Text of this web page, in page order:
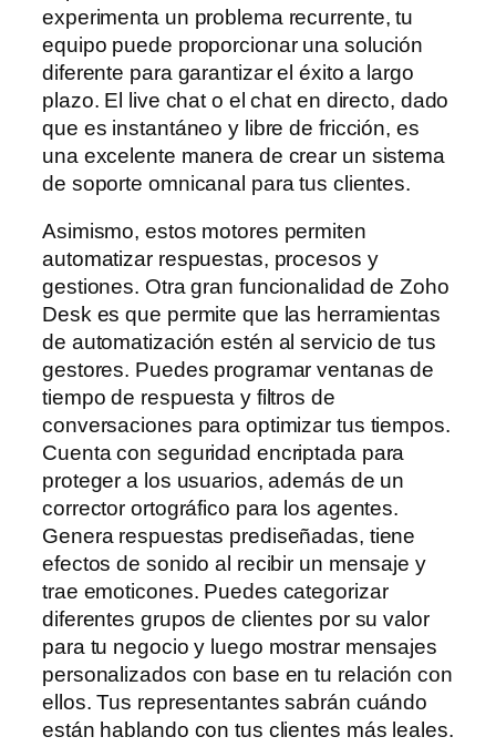
experimenta un problema recurrente, tu
equipo puede proporcionar una solución
diferente para garantizar el éxito a largo
plazo. El live chat o el chat en directo, dado
que es instantáneo y libre de fricción, es
una excelente manera de crear un sistema
de soporte omnicanal para tus clientes.
Asimismo, estos motores permiten
automatizar respuestas, procesos y
gestiones. Otra gran funcionalidad de Zoho
Desk es que permite que las herramientas
de automatización estén al servicio de tus
gestores. Puedes programar ventanas de
tiempo de respuesta y filtros de
conversaciones para optimizar tus tiempos.
Cuenta con seguridad encriptada para
proteger a los usuarios, además de un
corrector ortográfico para los agentes.
Genera respuestas prediseñadas, tiene
efectos de sonido al recibir un mensaje y
trae emoticones. Puedes categorizar
diferentes grupos de clientes por su valor
para tu negocio y luego mostrar mensajes
personalizados con base ​​en tu relación con
ellos. Tus representantes sabrán cuándo
están hablando con tus clientes más leales.